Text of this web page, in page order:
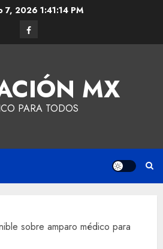
7, 2026 1:41:15 PM
MX
PARA TODOS
sobre amparo médico para